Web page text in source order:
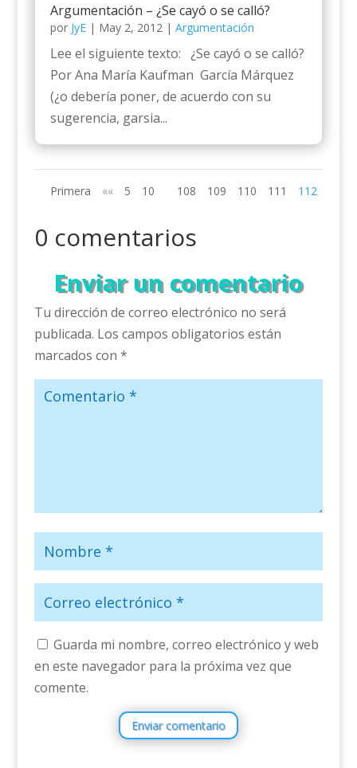
Argumentación – ¿Se cayó o se calló?
por JyE| May 2, 2012 | Argumentación
Lee el siguiente texto: ¿Se cayó o se calló?
Por Ana María Kaufman García Márquez
(¿o debería poner, de acuerdo con su
sugerencia, garsia...
Primera «« 5 10 108 109 110 111 112
0 comentarios
Enviar un comentario
Tu dirección de correo electrónico no será
publicada. Los campos obligatorios están
marcados con *
Guarda mi nombre, correo electrónico y web
en este navegador para la próxima vez que
comente.
Enviar comentario